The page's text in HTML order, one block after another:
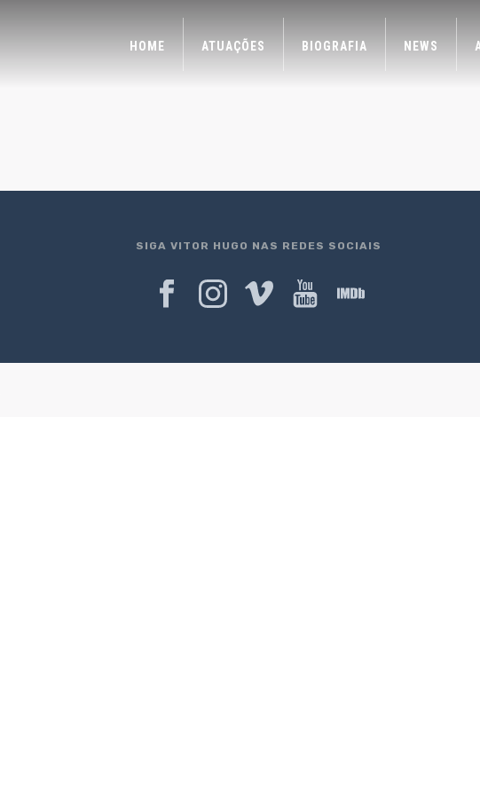
HOME ATUAÇÕES BIOGRAFIA NEWS
SIGA VITOR HUGO NAS REDES SOCIAIS